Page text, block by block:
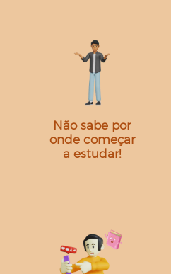
Não sabe por
onde começar
a estudar!